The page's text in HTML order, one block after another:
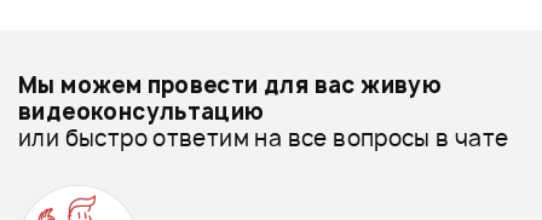
ТРЕНАЖЕР GUITTO GFE-01
ХИТ
NEW ХИТ
Батарейки - дешевле
Батарейки - дороже
Мы можем провести для вас живую
видеоконсультацию
или быстро ответим на все вопросы в чате